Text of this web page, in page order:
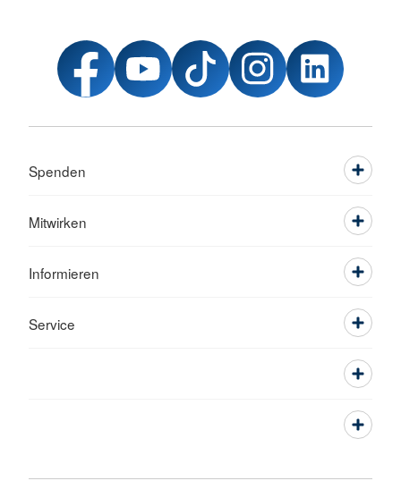
Spenden
Mitwirken
Informieren
Service